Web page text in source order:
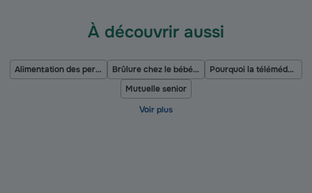
À découvrir aussi
Alimentation des personnes âgées Brûlure chez le bébé ou l’enfant
Pourquoi la télémédecine ?
Mutuelle senior